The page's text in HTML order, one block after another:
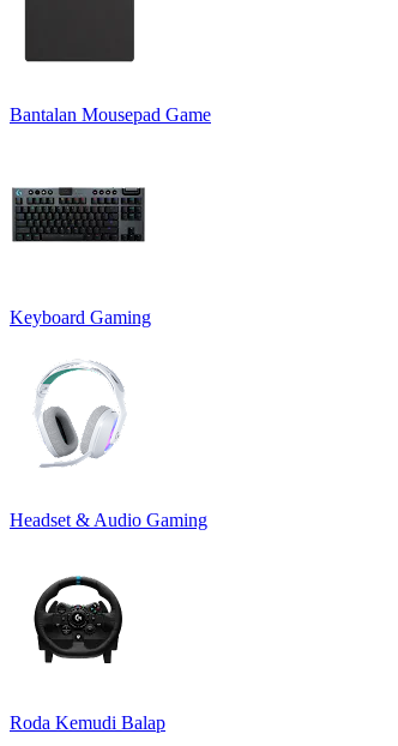
Bantalan Mousepad Game
Keyboard Gaming
Headset & Audio Gaming
Roda Kemudi Balap